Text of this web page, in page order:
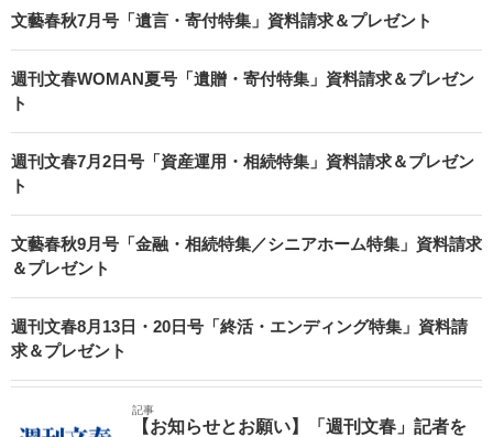
文藝春秋7月号「遺言・寄付特集」資料請求＆プレゼント
週刊文春WOMAN夏号「遺贈・寄付特集」資料請求＆プレゼン
ト
週刊文春7月2日号「資産運用・相続特集」資料請求＆プレゼン
ト
文藝春秋9月号「金融・相続特集／シニアホーム特集」資料請求
＆プレゼント
週刊文春8月13日・20日号「終活・エンディング特集」資料請
求＆プレゼント
記事
【お知らせとお願い】「週刊文春」記者を